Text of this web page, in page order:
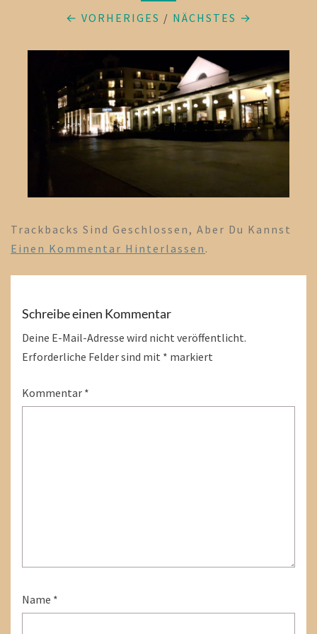
← VORHERIGES / NÄCHSTES →
Trackbacks Sind Geschlossen, Aber Du Kannst
Einen Kommentar Hinterlassen .
Schreibe einen Kommentar
Deine E-Mail-Adresse wird nicht veröffentlicht.
Erforderliche Felder sind mit * markiert
Kommentar *
Name *